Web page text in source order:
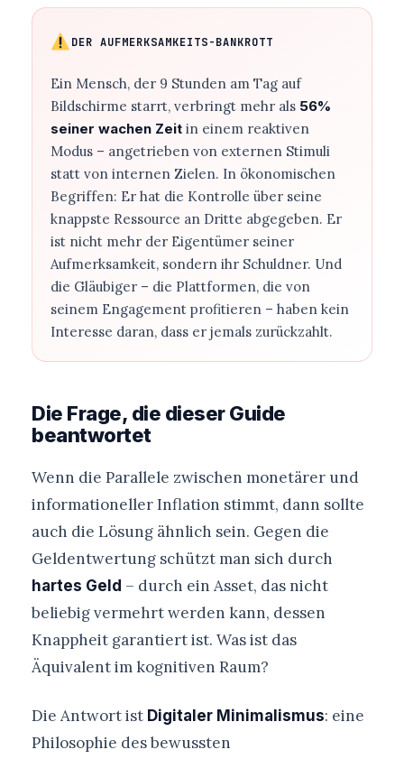
DER AUFMERKSAMKEITS-BANKROTT
Ein Mensch, der 9 Stunden am Tag auf
Bildschirme starrt, verbringt mehr als 56%
seiner wachen Zeit in einem reaktiven
Modus – angetrieben von externen Stimuli
statt von internen Zielen. In ökonomischen
Begriffen: Er hat die Kontrolle über seine
knappste Ressource an Dritte abgegeben. Er
ist nicht mehr der Eigentümer seiner
Aufmerksamkeit, sondern ihr Schuldner. Und
die Gläubiger – die Plattformen, die von
seinem Engagement profitieren – haben kein
Interesse daran, dass er jemals zurückzahlt.
Die Frage, die dieser Guide
beantwortet
Wenn die Parallele zwischen monetärer und
informationeller Inflation stimmt, dann sollte
auch die Lösung ähnlich sein. Gegen die
Geldentwertung schützt man sich durch
hartes Geld – durch ein Asset, das nicht
beliebig vermehrt werden kann, dessen
Knappheit garantiert ist. Was ist das
Äquivalent im kognitiven Raum?
Die Antwort ist Digitaler Minimalismus: eine
Philosophie des bewussten